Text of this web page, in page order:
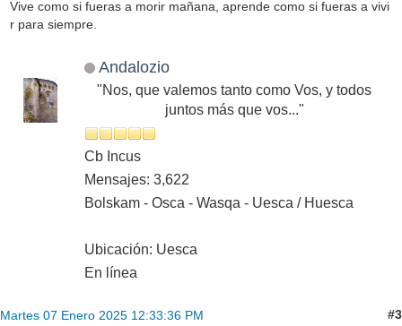
Vive como si fueras a morir mañana, aprende como si fueras a vivi
r para siempre.
Andalozio
"Nos, que valemos tanto como Vos, y todos
juntos más que vos..."
Cb Incus
Mensajes: 3,622
Bolskam - Osca - Wasqa - Uesca / Huesca
Ubicación: Uesca
En línea
Martes 07 Enero 2025 12:33:36 PM #3